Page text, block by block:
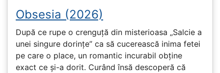
Obsesia (2026)
După ce rupe o crenguță din misterioasa „Salcie a
unei singure dorințe” ca să cucerească inima fetei
pe care o place, un romantic incurabil obține
exact ce și-a dorit. Curând însă descoperă că